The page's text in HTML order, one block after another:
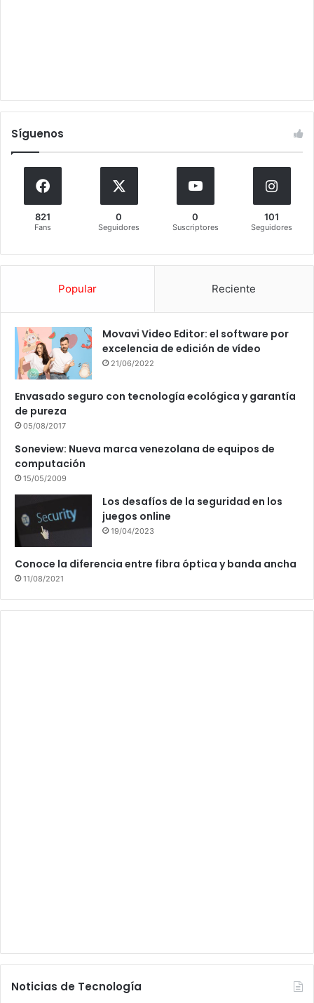
Síguenos
821
Fans
0
Seguidores
0
Suscriptores
101
Seguidores
Popular Reciente
Movavi Video Editor: el software por
excelencia de edición de vídeo
21/06/2022
Envasado seguro con tecnología ecológica y garantía
de pureza
05/08/2017
Soneview: Nueva marca venezolana de equipos de
computación
15/05/2009
Los desafíos de la seguridad en los
juegos online
19/04/2023
Conoce la diferencia entre fibra óptica y banda ancha
11/08/2021
Noticias de Tecnología